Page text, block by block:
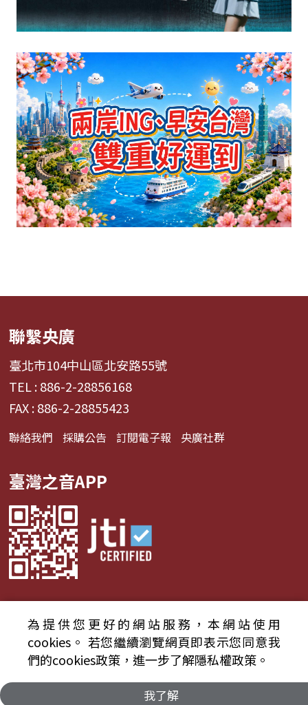
聯繫央廣
臺北市104中山區北安路55號
TEL : 886-2-28856168
FAX : 886-2-28855423
聯絡我們 採購公告 訂閱電子報 央廣社群
臺灣之音APP
© 2024財團法人中央廣播電臺 版權所有
資通安全政策聲明
服務條款 隱私權條款
為提供您更好的網站服務，本網站使用
cookies。 若您繼續瀏覽網頁即表示您同意我
們的cookies政策，進一步了解隱私權政策。
我了解